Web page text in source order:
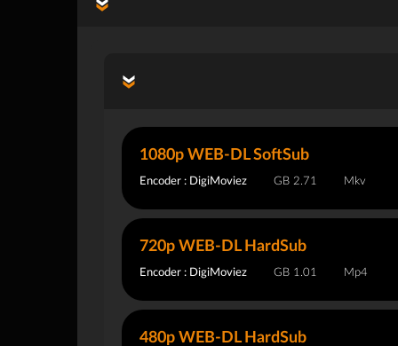
1080p WEB-DL SoftSub
Encoder : DigiMoviez 2.71 GB Mkv
720p WEB-DL HardSub
Encoder : DigiMoviez 1.01 GB Mp4
480p WEB-DL HardSub